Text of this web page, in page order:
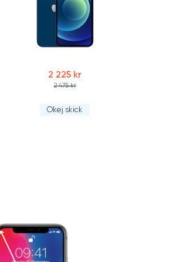
2 225 kr
2 475 kr
Okej skick